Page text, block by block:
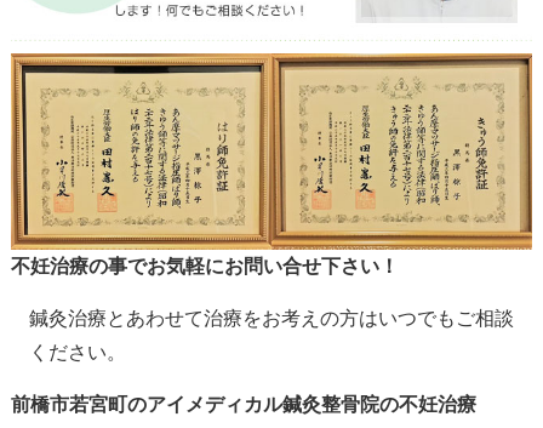
不妊治療の事でお気軽にお問い合せ下さい！
鍼灸治療とあわせて治療をお考えの方はいつでもご相談
ください。
前橋市若宮町のアイメディカル鍼灸整骨院の不妊治療